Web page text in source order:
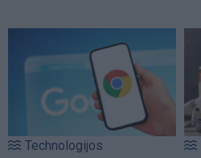
Technologijos